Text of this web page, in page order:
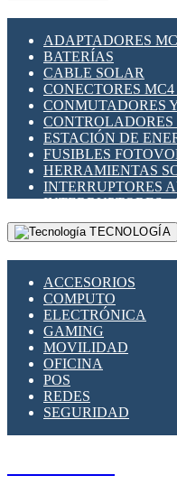
ADAPTADORES
BATERÍAS
CABLE SOLAR
CONECTORES
CONMUTADORES
ESTACIÓN DE
FUSIBLES
HERRAMIENTAS
INTERRUPTORES
INTERRUPTORES
MONTAJE PANEL
PORTA FUSIBLES
TECNOLOGÍA
ACCESORIOS
COMPUTO
ELECTRÓNICA
GAMING
MOVILIDAD
OFICINA
POS
REDES
SEGURIDAD